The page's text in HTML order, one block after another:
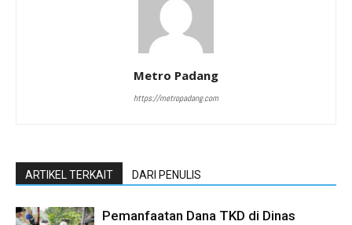
Metro Padang
https://metropadang.com
ARTIKEL TERKAIT DARI PENULIS
Pemanfaatan Dana TKD di Dinas